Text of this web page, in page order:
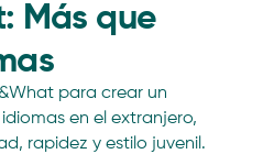
Más que
para crear un
en el extranjero,
rapidez y estilo juvenil.